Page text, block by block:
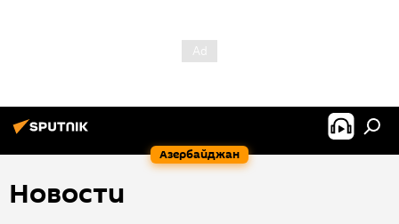
Азербайджан
Новости